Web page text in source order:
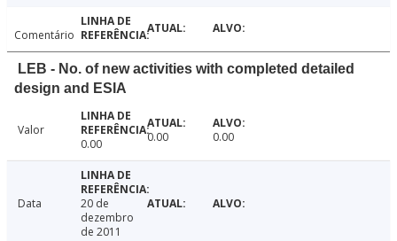
Comentário
LEB - No. of new activities with completed detailed
design and ESIA
Valor
0.00
0.00 0.00
Data
20 de
dezembro
de 2011